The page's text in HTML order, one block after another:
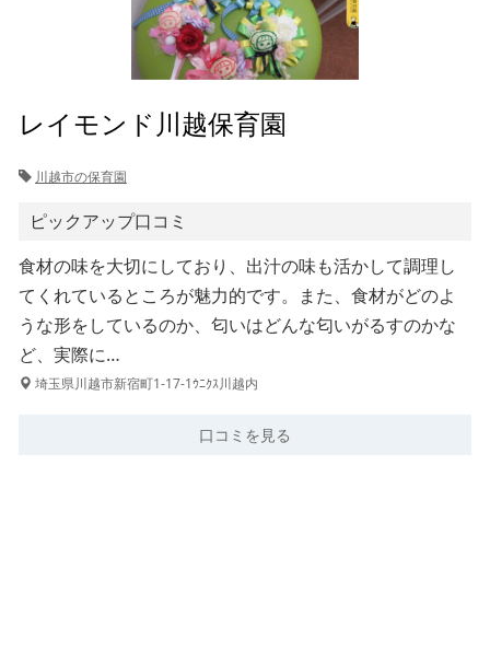
レイモンド川越保育園
川越市の保育園
ピックアップ口コミ
食材の味を大切にしており、出汁の味も活かして調理し
てくれているところが魅力的です。また、食材がどのよ
うな形をしているのか、匂いはどんな匂いがるすのかな
ど、実際に…
埼玉県川越市新宿町1-17-1ｳﾆｸｽ川越内
口コミを見る